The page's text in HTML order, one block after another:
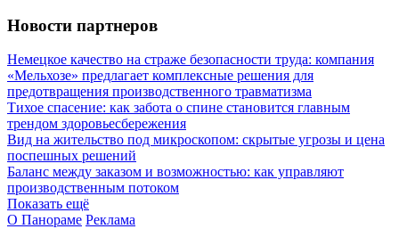
Новости партнеров
Немецкое качество на страже безопасности труда: компания
«Мельхозе» предлагает комплексные решения для
предотвращения производственного травматизма
Тихое спасение: как забота о спине становится главным
трендом здоровьесбережения
Вид на жительство под микроскопом: скрытые угрозы и цена
поспешных решений
Баланс между заказом и возможностью: как управляют
производственным потоком
Показать ещё
О Панораме Реклама